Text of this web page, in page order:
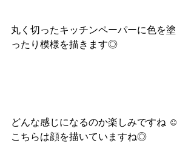
丸く切ったキッチンペーパーに色を塗
ったり模様を描きます◎
どんな感じになるのか楽しみですね ☺︎
こちらは顔を描いていますね◎